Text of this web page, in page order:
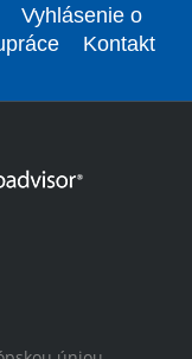
Vyhlásenie o
Kontakt